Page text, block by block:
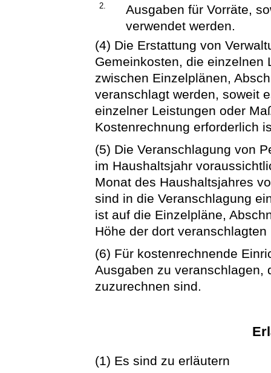
2.
Ausgaben für Vorräte,
verwendet werden.
(4) Die Erstattung von
Gemeinkosten, die einzelnen
zwischen Einzelplänen,
veranschlagt werden, soweit
einzelner Leistungen oder
Kostenrechnung erforderlich
(5) Die Veranschlagung von
im Haushaltsjahr
Monat des Haushaltsjahres
sind in die Veranschlagung
ist auf die Einzelpläne,
Höhe der dort
(6) Für kostenrechnende
Ausgaben zu veranschlagen,
zuzurechnen sind.
(1) Es sind zu erläutern